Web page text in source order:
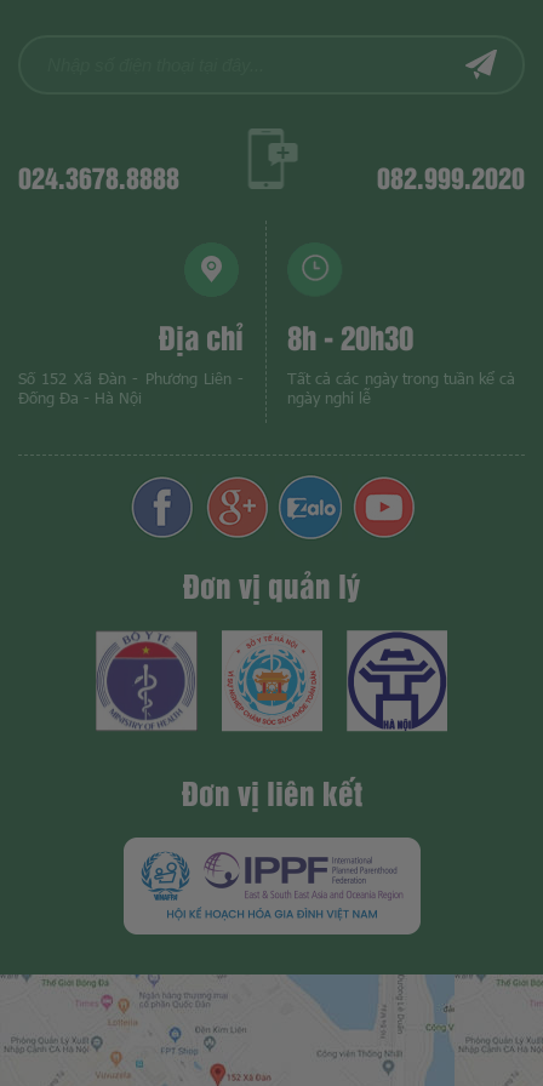
024.3678.8888 082.999.2020
Địa chỉ
Số 152 Xã Đàn - Phương Liên -
Đống Đa - Hà Nội
8h - 20h30
Tất cả các ngày trong tuần kể cả
ngày nghỉ lễ
Đơn vị quản lý
Đơn vị liên kết